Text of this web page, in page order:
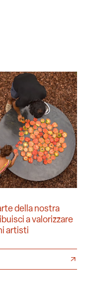
della nostra
a valorizzare
artisti